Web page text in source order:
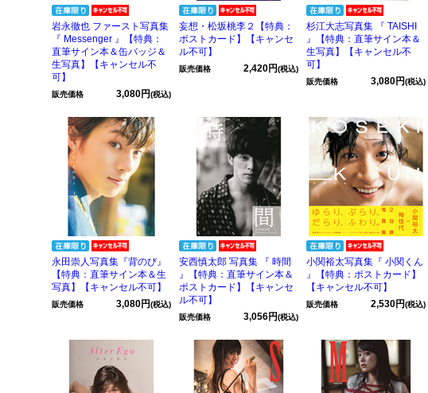
岩永徹也 ファースト写真集
『 Messenger 』【特典：
直筆サイン本＆缶バッジ＆
生写真】【キャンセル不
可】
販売価格 3,080円(税込)
妄想・松坂桃李２【特典：
ポストカード】【キャンセ
ル不可】
販売価格 2,420円(税込)
杉江大志写真集 『 TAISHI
』【特典：直筆サイン本＆
生写真】【キャンセル不
可】
販売価格 3,080円(税込)
永田崇人写真集『背のび』
【特典：直筆サイン本＆生
写真】【キャンセル不可】
販売価格 3,080円(税込)
安西慎太郎 写真集 『 時間
』【特典：直筆サイン本＆
ポストカード】【キャンセ
ル不可】
販売価格 3,056円(税込)
小関裕太写真集『 小関くん
』【特典：ポストカード】
【キャンセル不可】
販売価格 2,530円(税込)